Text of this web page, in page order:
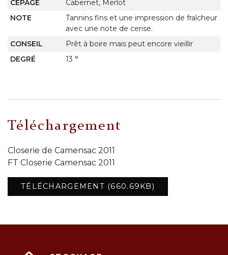
CEPAGE
Cabernet, Merlot
NOTE
Tannins fins et une impression de fraîcheur
avec une note de cerise.
CONSEIL
Prêt à boire mais peut encore vieillir
DEGRÉ
13 °
Téléchargement
Closerie de Camensac 2011
FT Closerie Camensac 2011
TÉLÉCHARGEMENT (660.69KB)